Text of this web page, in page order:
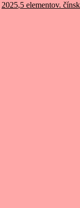
2025,5 elementov.